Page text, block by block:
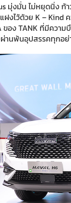
มุ่งมั่น ไม่หยุดนิ่ง ก้า
ฝงไว้ด้วย K – Kind
ของ TANK ที่มีควา
ผ่านพ้นอุปสรรคทุกอ